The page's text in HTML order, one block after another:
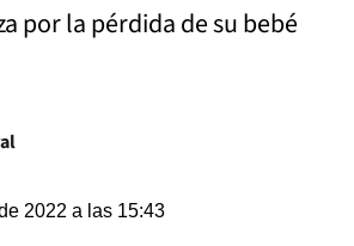
por la pérdida de su bebé
2022 a las 15:43